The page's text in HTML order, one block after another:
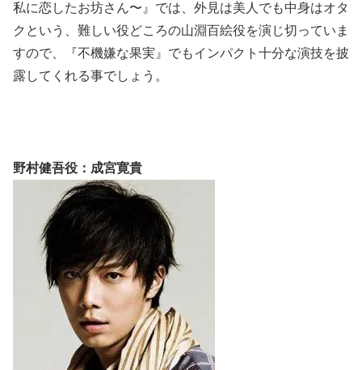
私に恋したお坊さん〜』では、外見は美人でも中身はオタ
クという、難しい役どころの山淵百絵役を演じ切っていま
すので、『不機嫌な果実』でもインパクト十分な演技を披
露してくれる事でしょう。
野村健吾役：成宮寛貴